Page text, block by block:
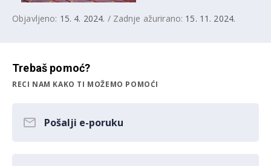
Objavljeno: 15. 4. 2024. / Zadnje ažurirano: 15. 11. 2024.
Trebaš pomoć?
RECI NAM KAKO TI MOŽEMO POMOĆI
Pošalji e-poruku